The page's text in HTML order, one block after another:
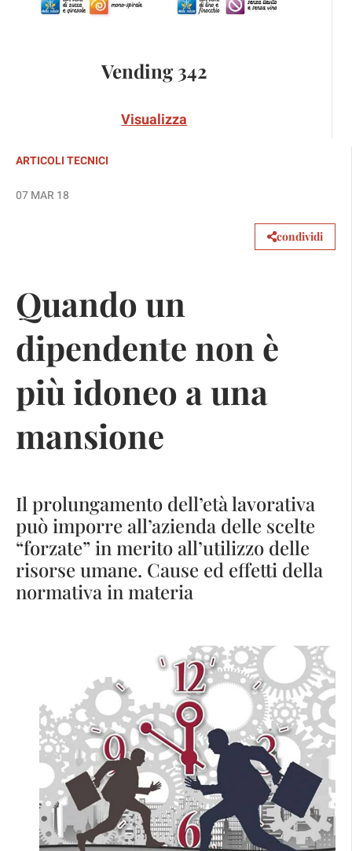
Vending 342
Visualizza
ARTICOLI TECNICI
07 MAR 18
condividi
Quando un
dipendente non è
più idoneo a una
mansione
Il prolungamento dell’età lavorativa
può imporre all’azienda delle scelte
“forzate” in merito all’utilizzo delle
risorse umane. Cause ed effetti della
normativa in materia